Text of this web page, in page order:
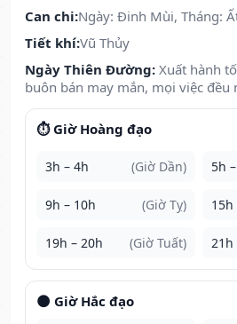
Can chi:Ngày: Đinh Mùi, Tháng:
Tiết khí:Vũ Thủy
Ngày Thiên Đường: Xuất hành
buôn bán may mắn, mọi việc đều
⏱️ Giờ Hoàng đạo
3h – 4h (Giờ Dần) 5h
9h – 10h (Giờ Tỵ) 15h
19h – 20h (Giờ Tuất) 21h
🌑 Giờ Hắc đạo